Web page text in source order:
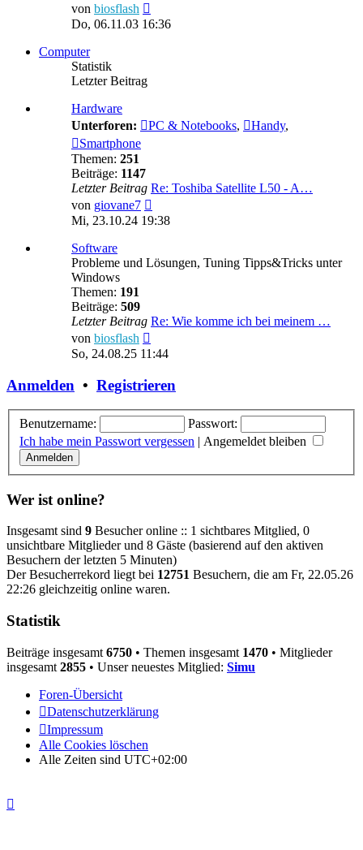
von biosflash
Beitrag
Do, 06.11.03 16:36
Computer
Statistik
Letzter Beitrag
Hardware
Unterforen:
PC & Notebooks, Handy,
Smartphone
Themen: 251
Beiträge: 1147
Letzter Beitrag Re: Toshiba Satellite L50 - A…
von giovane7
Beitrag
Mi, 23.10.24 19:38
Software
Probleme und Lösungen, Tuning Tipps&Tricks unter
Windows
Themen: 191
Beiträge: 509
Letzter Beitrag Re: Wie komme ich bei meinem …
von biosflash
Beitrag
So, 24.08.25 11:44
Anmelden • Registrieren
Benutzername:
Passwort:
Ich habe mein Passwort vergessen | Angemeldet bleiben
Wer ist online?
Insgesamt sind 9 Besucher online :: 1 sichtbares Mitglied, 0
unsichtbare Mitglieder und 8 Gäste (basierend auf den aktiven
Besuchern der letzten 5 Minuten)
Der Besucherrekord liegt bei 12751 Besuchern, die am Fr, 22.05.26
22:26 gleichzeitig online waren.
Statistik
Beiträge insgesamt 6750 • Themen insgesamt 1470 • Mitglieder
insgesamt 2855 • Unser neuestes Mitglied: Simu
Foren-Übersicht
Datenschutzerklärung
Impressum
Alle Cookies löschen
Alle Zeiten sind UTC+02:00